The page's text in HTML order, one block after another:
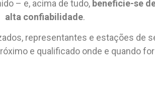
– e, acima de tudo, beneficie-se
alta confiabilidade.
representantes e estações de
e qualificado onde e quando